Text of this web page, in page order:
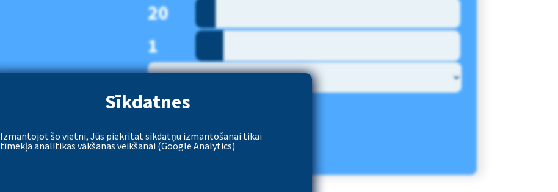
Sīkdatnes
Izmantojot šo vietni, Jūs piekrītat sīkdatņu izmantošanai tikai
tīmekļa analītikas vākšanas veikšanai (Google Analytics)
20
1
52.76€